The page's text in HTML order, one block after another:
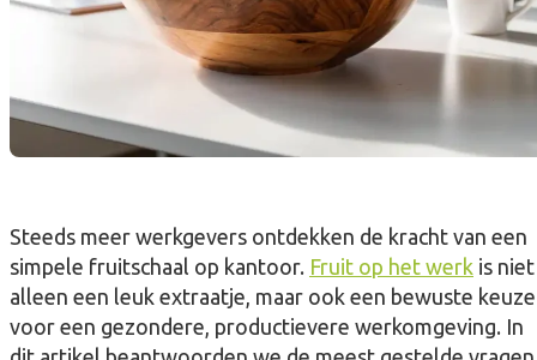
Steeds meer werkgevers ontdekken de kracht van een
simpele fruitschaal op kantoor. Fruit op het werk is niet
alleen een leuk extraatje, maar ook een bewuste keuze
voor een gezondere, productievere werkomgeving. In